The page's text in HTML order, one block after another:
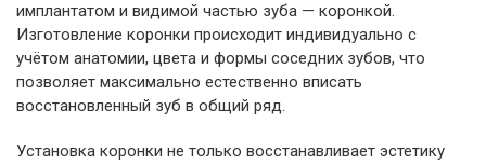
имплантатом и видимой частью зуба — коронкой.
Изготовление коронки происходит индивидуально с
учётом анатомии, цвета и формы соседних зубов, что
позволяет максимально естественно вписать
восстановленный зуб в общий ряд.
Установка коронки не только восстанавливает эстетику